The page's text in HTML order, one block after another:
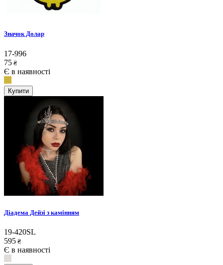
Значок Долар
17-996
75 ₴
Є в наявності
Купити
Діадема Дейзі з камінням
19-420SL
595 ₴
Є в наявності